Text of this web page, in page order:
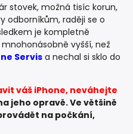
stovek, možná tisíc korun,
odborníkům, raději se o
je kompletně
vyšší, než
Servis a nechal si sklo do
váš iPhone, neváhejte
jeho opravě. Ve většině
na počkání,